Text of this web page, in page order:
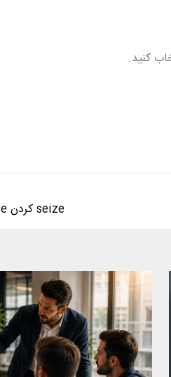
seize کردن fsmo roleها با command